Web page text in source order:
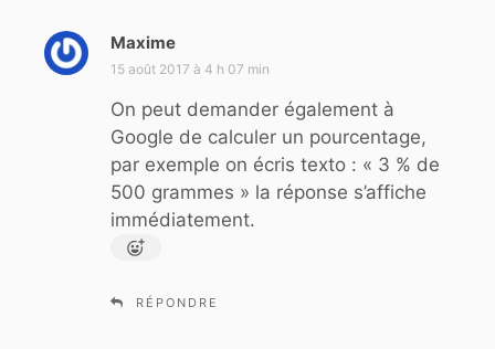
Maxime
i
15 août 2017 à 4 h 07 min
On peut demander également à
Google de calculer un pourcentage,
par exemple on écris texto : « 3 % de
500 grammes » la réponse s’affiche
immédiatement.
RÉPONDRE